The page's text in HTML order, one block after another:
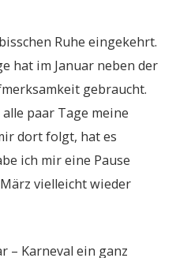
Ruhe eingekehrt.
hat im Januar neben der
gebraucht.
paar Tage meine
dort folgt, hat es
ich mir eine Pause
vielleicht wieder
– Karneval ein ganz